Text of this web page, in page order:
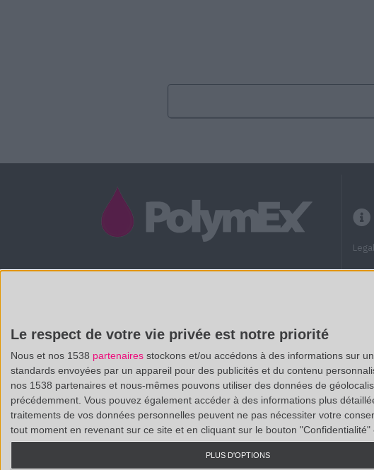
Le respect de votre vie privée est notre priorité
Nous et nos 1538 partenaires stockons et/ou accédons à des informations sur
standards envoyées par un appareil pour des publicités et du contenu
nos 1538 partenaires et nous-mêmes pouvons utiliser des données de
précédemment. Vous pouvez également accéder à des informations plus
traitements de vos données personnelles peuvent ne pas nécessiter votre
tout moment en revenant sur ce site et en cliquant sur le bouton "Confidentialité"
PLUS D'OPTIONS
SAS
N°